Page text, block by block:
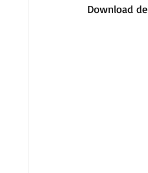
Download de